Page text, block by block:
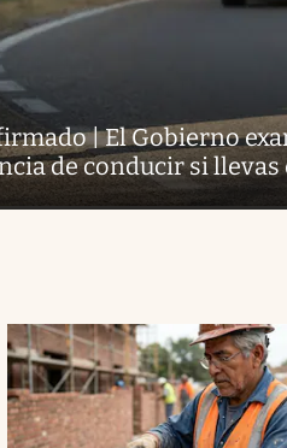
| El Gobierno
de conducir si llevas